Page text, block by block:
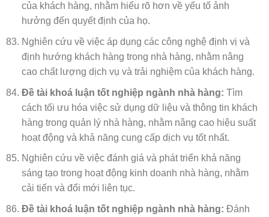
của khách hàng, nhằm hiểu rõ hơn về yếu tố ảnh
hưởng đến quyết định của họ.
Nghiên cứu về việc áp dụng các công nghệ định vị và
định hướng khách hàng trong nhà hàng, nhằm nâng
cao chất lượng dịch vụ và trải nghiệm của khách hàng.
Đề tài khoá luận tốt nghiệp ngành nhà hàng: Tìm
cách tối ưu hóa việc sử dụng dữ liệu và thông tin khách
hàng trong quản lý nhà hàng, nhằm nâng cao hiệu suất
hoạt động và khả năng cung cấp dịch vụ tốt nhất.
Nghiên cứu về việc đánh giá và phát triển khả năng
sáng tạo trong hoạt động kinh doanh nhà hàng, nhằm
cải tiến và đổi mới liên tục.
Đề tài khoá luận tốt nghiệp ngành nhà hàng: Đánh